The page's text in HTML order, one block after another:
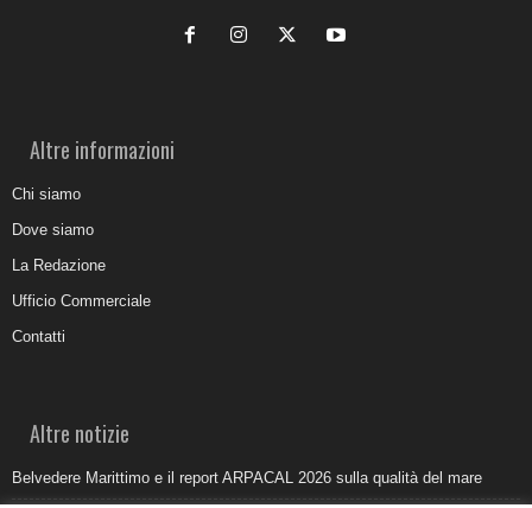
Altre informazioni
Chi siamo
Dove siamo
La Redazione
Ufficio Commerciale
Contatti
Altre notizie
Belvedere Marittimo e il report ARPACAL 2026 sulla qualità del mare